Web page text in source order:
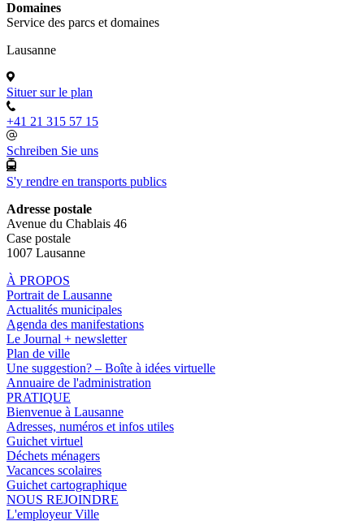
Domaines
Service des parcs et domaines
Lausanne
Situer sur le plan
+41 21 315 57 15
Schreiben Sie uns
S'y rendre en transports publics
Adresse postale
Avenue du Chablais 46
Case postale
1007 Lausanne
À PROPOS
Portrait de Lausanne
Actualités municipales
Agenda des manifestations
Le Journal + newsletter
Plan de ville
Une suggestion? – Boîte à idées virtuelle
Annuaire de l'administration
PRATIQUE
Bienvenue à Lausanne
Adresses, numéros et infos utiles
Guichet virtuel
Déchets ménagers
Vacances scolaires
Guichet cartographique
NOUS REJOINDRE
L'employeur Ville